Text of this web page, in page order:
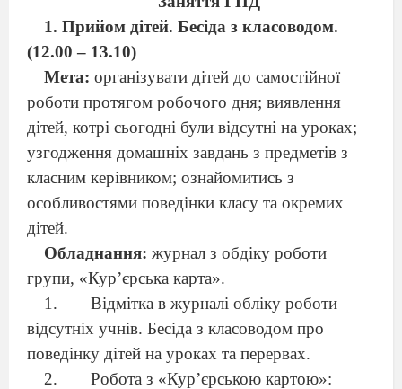
Прийом дітей. Бесіда з класоводом.
(12.00 – 13.10)
Мета: організувати дітей до самостійної
роботи протягом робочого дня; виявлення
дітей, котрі сьогодні були відсутні на уроках;
узгодження домашніх завдань з предметів з
класним керівником; ознайомитись з
особливостями поведінки класу та окремих
дітей.
Обладнання: журнал з обдіку роботи
групи, «Кур’єрська карта».
Відмітка в журналі обліку роботи
відсутніх учнів. Бесіда з класоводом про
поведінку дітей на уроках та перервах.
Робота з «Кур’єрською картою»: